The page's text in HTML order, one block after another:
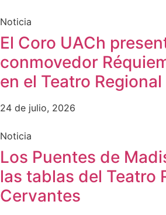
Noticia
El Coro UACh
conmovedor
en el Teatro
24 de julio, 2026
Noticia
Los Puentes de
las tablas del Teatro
Cervantes